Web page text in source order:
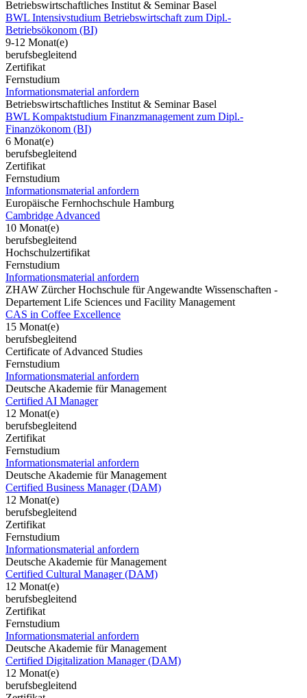
Betriebswirtschaftliches Institut & Seminar Basel
BWL Intensivstudium Betriebswirtschaft zum Dipl.-
Betriebsökonom (BI)
9-12 Monat(e)
berufsbegleitend
Zertifikat
Fernstudium
Informationsmaterial anfordern
Betriebswirtschaftliches Institut & Seminar Basel
BWL Kompaktstudium Finanzmanagement zum Dipl.-
Finanzökonom (BI)
6 Monat(e)
berufsbegleitend
Zertifikat
Fernstudium
Informationsmaterial anfordern
Europäische Fernhochschule Hamburg
Cambridge Advanced
10 Monat(e)
berufsbegleitend
Hochschulzertifikat
Fernstudium
Informationsmaterial anfordern
ZHAW Zürcher Hochschule für Angewandte Wissenschaften -
Departement Life Sciences und Facility Management
CAS in Coffee Excellence
15 Monat(e)
berufsbegleitend
Certificate of Advanced Studies
Fernstudium
Informationsmaterial anfordern
Deutsche Akademie für Management
Certified AI Manager
12 Monat(e)
berufsbegleitend
Zertifikat
Fernstudium
Informationsmaterial anfordern
Deutsche Akademie für Management
Certified Business Manager (DAM)
12 Monat(e)
berufsbegleitend
Zertifikat
Fernstudium
Informationsmaterial anfordern
Deutsche Akademie für Management
Certified Cultural Manager (DAM)
12 Monat(e)
berufsbegleitend
Zertifikat
Fernstudium
Informationsmaterial anfordern
Deutsche Akademie für Management
Certified Digitalization Manager (DAM)
12 Monat(e)
berufsbegleitend